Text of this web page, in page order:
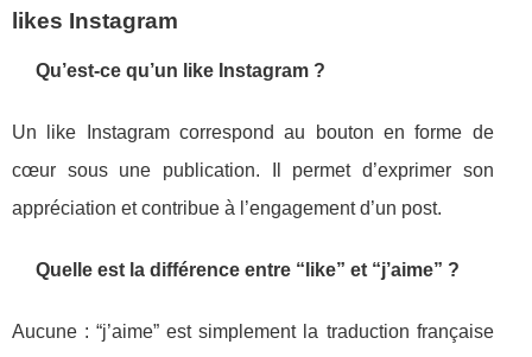
likes Instagram
Qu’est-ce qu’un like Instagram ?
Un like Instagram correspond au bouton en forme de
cœur sous une publication. Il permet d’exprimer son
appréciation et contribue à l’engagement d’un post.
Quelle est la différence entre “like” et “j’aime” ?
Aucune : “j’aime” est simplement la traduction française